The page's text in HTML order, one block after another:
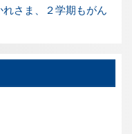
さま、２学期もがん